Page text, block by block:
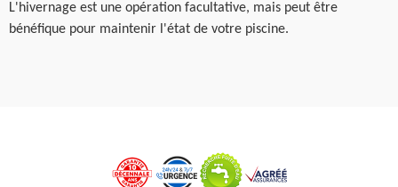
L'hivernage est une opération facultative, mais peut être
bénéfique pour maintenir l'état de votre piscine.